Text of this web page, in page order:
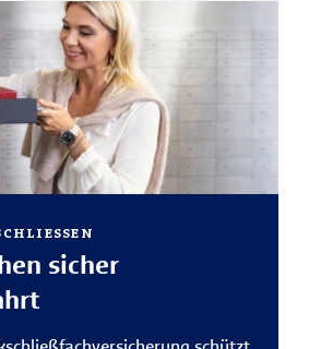
sicher